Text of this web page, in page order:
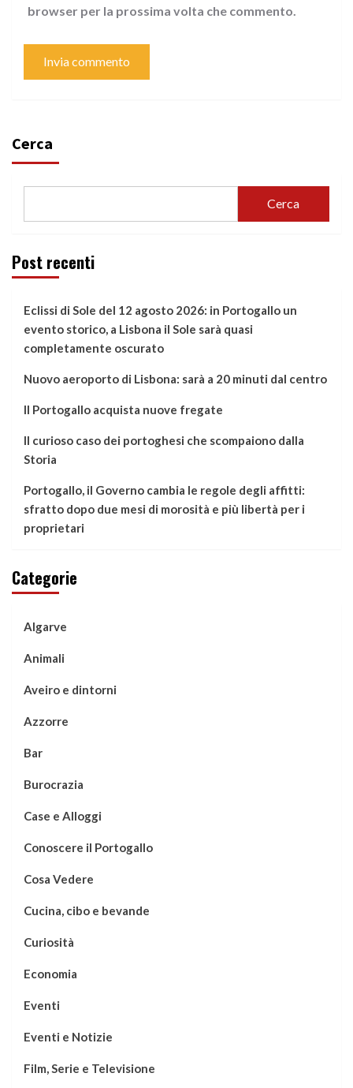
browser per la prossima volta che commento.
Cerca
Cerca
Post recenti
Eclissi di Sole del 12 agosto 2026: in Portogallo un
evento storico, a Lisbona il Sole sarà quasi
completamente oscurato
Nuovo aeroporto di Lisbona: sarà a 20 minuti dal centro
Il Portogallo acquista nuove fregate
Il curioso caso dei portoghesi che scompaiono dalla
Storia
Portogallo, il Governo cambia le regole degli affitti:
sfratto dopo due mesi di morosità e più libertà per i
proprietari
Categorie
Algarve
Animali
Aveiro e dintorni
Azzorre
Bar
Burocrazia
Case e Alloggi
Conoscere il Portogallo
Cosa Vedere
Cucina, cibo e bevande
Curiosità
Economia
Eventi
Eventi e Notizie
Film, Serie e Televisione